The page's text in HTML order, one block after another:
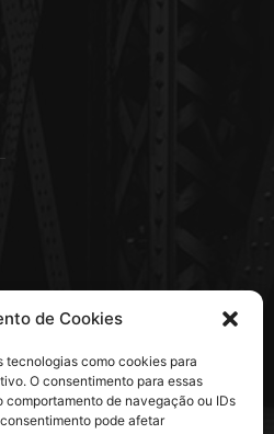
de Cookies
tecnologias como cookies para
O consentimento para essas
de navegação ou IDs
pode afetar